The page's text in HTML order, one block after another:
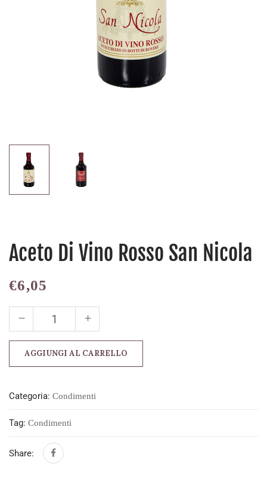
Aceto Di Vino Rosso San Nicola
€6,05
AGGIUNGI AL CARRELLO
Categoria: Condimenti
Tag: Condimenti
Share: